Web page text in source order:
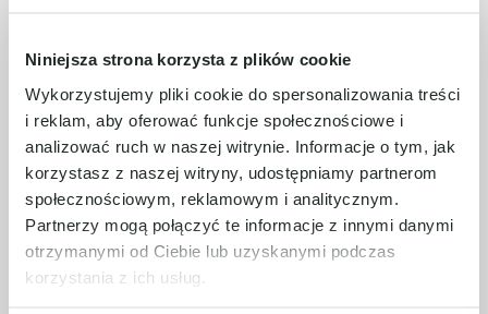
Niniejsza strona korzysta z plików cookie
Wykorzystujemy pliki cookie do spersonalizowania treści
i reklam, aby oferować funkcje społecznościowe i
analizować ruch w naszej witrynie. Informacje o tym, jak
korzystasz z naszej witryny, udostępniamy partnerom
społecznościowym, reklamowym i analitycznym.
Partnerzy mogą połączyć te informacje z innymi danymi
otrzymanymi od Ciebie lub uzyskanymi podczas
korzystania z ich usług.
przyczyn problemu.
Zachęcamy do bezpośredniego kontaktu z
doradcą RAControls w celu uzyskania
szczegółowych informacji na temat oferty
oraz propozycji optymalnych rozwiązań
dostosowanych do potrzeb Państwa
przedsiębiorstwa.